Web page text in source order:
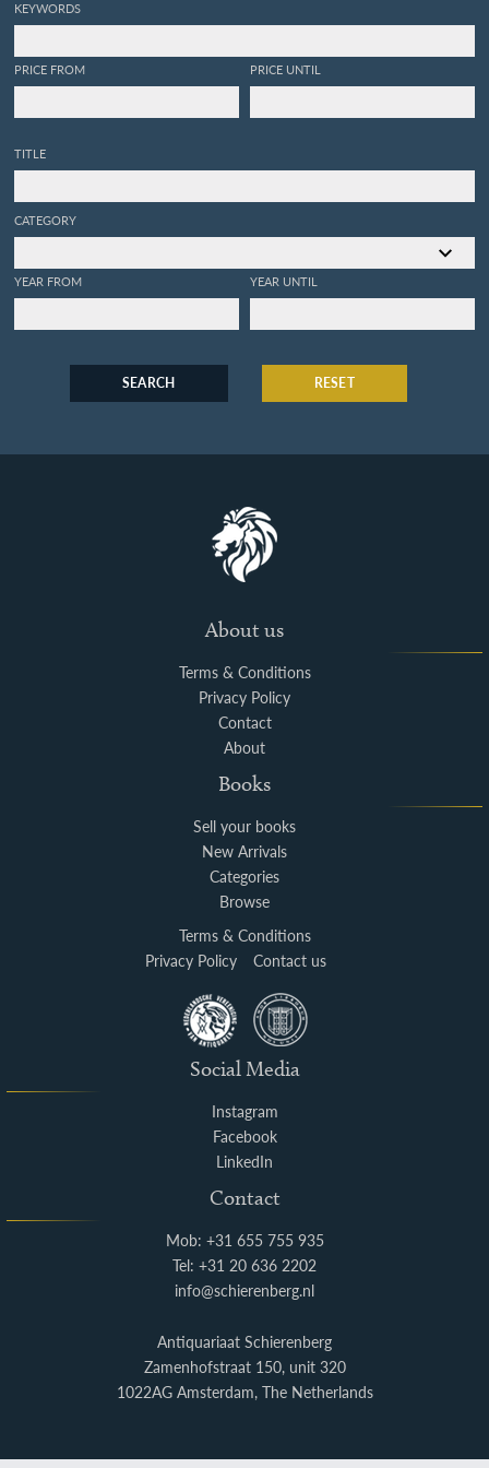
différentes & divisé en trois parties, dont la
premiere traite des oiseaux de la Ménagerie
l'ouvrage & les planches même Jonston, dont le
l'Histoire des Insectes & Plantes de
KEYWORDS
PRICE FROM PRICE UNTIL
TITLE
CATEGORY
YEAR FROM YEAR UNTIL
SEARCH RESET
About us
Terms & Conditions
Privacy Policy
Contact
About
Books
Sell your books
New Arrivals
Categories
Browse
Terms & Conditions
Privacy Policy
Contact us
Social Media
Instagram
Facebook
LinkedIn
Contact
Mob: +31 655 755 935
Tel: +31 20 636 2202
info@schierenberg.nl
Antiquariaat Schierenberg
Zamenhofstraat 150, unit 320
1022AG Amsterdam, The Netherlands